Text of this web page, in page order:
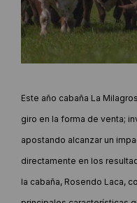
Este año cabaña La
giro en la forma de venta;
apostando alcanzar un
directamente en los
la cabaña, Rosendo Laca,